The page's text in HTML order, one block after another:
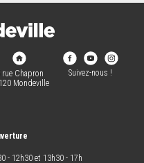
rue Chapron
Mondeville
Suivez-nous !
- 12h30 et 13h30 - 17h